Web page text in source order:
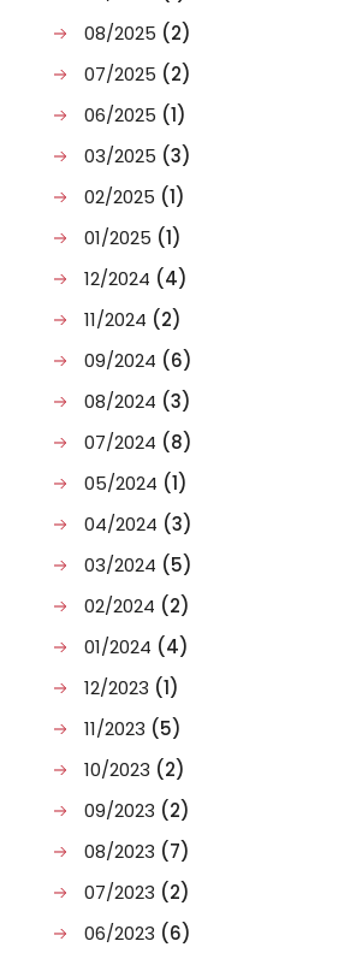
08/2025 (2)
07/2025 (2)
06/2025 (1)
03/2025 (3)
02/2025 (1)
01/2025 (1)
12/2024 (4)
11/2024 (2)
09/2024 (6)
08/2024 (3)
07/2024 (8)
05/2024 (1)
04/2024 (3)
03/2024 (5)
02/2024 (2)
01/2024 (4)
12/2023 (1)
11/2023 (5)
10/2023 (2)
09/2023 (2)
08/2023 (7)
07/2023 (2)
06/2023 (6)